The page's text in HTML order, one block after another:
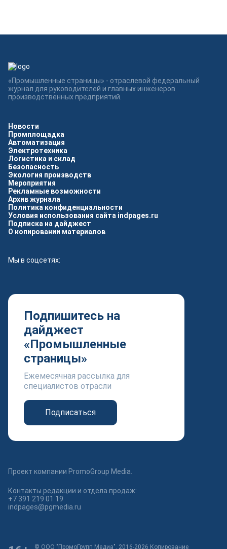
Новости
Промплощадка
Автоматизация
Электротехника
Логистика и склад
Безопасность
Экология производств
Мероприятия
Рекламные возможности
Архив журнала
Политика конфиденциальности
Условия использования сайта indpages.ru
Подписка на дайджест
О копировании материалов
Мы в соцсетях:
Подпишитесь на
дайджест
«Промышленные
страницы»
Ежемесячная рассылка для
специалистов отрасли
Подписаться
«Промышленные страницы» - отраслевой федеральный
журнал для руководителей и главных инженеров
производственных предприятий.
Проект компании PromoGroup Media.
Контакты редакции и отдела продаж:
+7 391 219 01 19
indpages@pgmedia.ru
© ООО "ПромоГрупп Медиа", 2016-2026 Копирование